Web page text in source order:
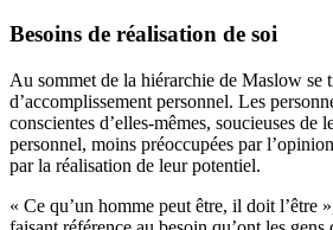
Besoins de réalisation de soi
Au sommet de la hiérarchie de Maslow se
d’accomplissement personnel. Les
conscientes d’elles-mêmes, soucieuses de
personnel, moins préoccupées par
par la réalisation de leur potentiel.
« Ce qu’un homme peut être, il doit l’être